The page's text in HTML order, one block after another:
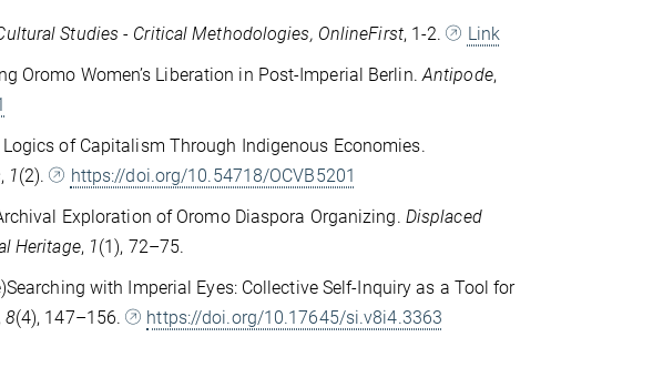
Studies - Critical Methodologies, OnlineFirst, 1-2.
Link
Oromo Women’s Liberation in Post-Imperial Berlin.Antipode,
of Capitalism Through Indigenous Economies.
, 1(2).
https://doi.org/10.54718/OCVB5201
Exploration of Oromo Diaspora Organizing. Displaced
Heritage, 1(1), 72–75.
with Imperial Eyes: Collective Self-Inquiry as a Tool for
, 8(4), 147–156.
https://doi.org/10.17645/si.v8i4.3363